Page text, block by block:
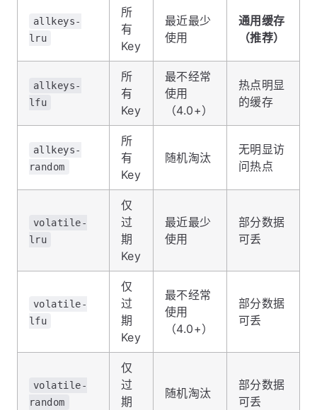
allkeys-
lru
所
有
Key
最近最少
使用
通用缓存
（推荐）
allkeys-
lfu
所
有
Key
最不经常
使用
（4.0+）
热点明显
的缓存
allkeys-
random
所
有
Key
随机淘汰
无明显访
问热点
volatile-
lru
仅
过
期
Key
最近最少
使用
部分数据
可丢
volatile-
lfu
仅
过
期
Key
最不经常
使用
（4.0+）
部分数据
可丢
volatile-
random
仅
过
期
随机淘汰
部分数据
可丢